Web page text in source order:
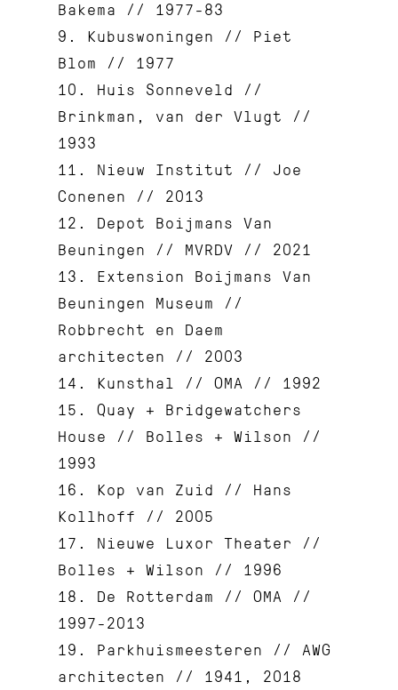
Bakema // 1977-83
9. Kubuswoningen // Piet
Blom // 1977
10. Huis Sonneveld //
Brinkman, van der Vlugt //
1933
11. Nieuw Institut // Joe
Conenen // 2013
12. Depot Boijmans Van
Beuningen // MVRDV // 2021
13. Extension Boijmans Van
Beuningen Museum //
Robbrecht en Daem
architecten // 2003
14. Kunsthal // OMA // 1992
15. Quay + Bridgewatchers
House // Bolles + Wilson //
1993
16. Kop van Zuid // Hans
Kollhoff // 2005
17. Nieuwe Luxor Theater //
Bolles + Wilson // 1996
18. De Rotterdam // OMA //
1997-2013
19. Parkhuismeesteren // AWG
architecten // 1941, 2018